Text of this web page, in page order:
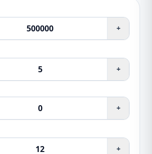
+
+
+
+